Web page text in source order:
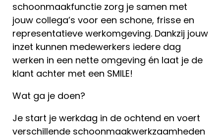
schoonmaakfunctie zorg je samen met
jouw collega’s voor een schone, frisse en
representatieve werkomgeving. Dankzij jouw
inzet kunnen medewerkers iedere dag
werken in een nette omgeving én laat je de
klant achter met een SMILE!
Wat ga je doen?
Je start je werkdag in de ochtend en voert
verschillende schoonmaakwerkzaamheden